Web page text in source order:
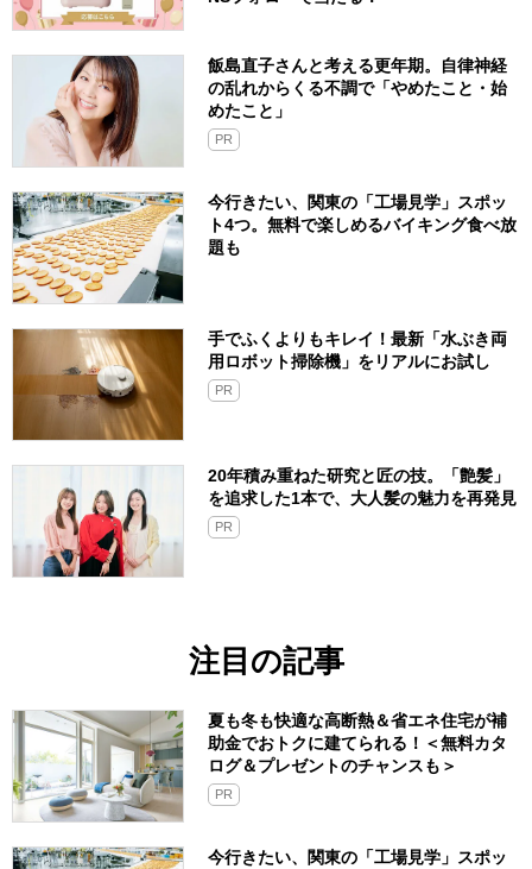
飯島直子さんと考える更年期。自律神経
の乱れからくる不調で「やめたこと・始
めたこと」
PR
今行きたい、関東の「工場見学」スポッ
ト4つ。無料で楽しめるバイキング食べ放
題も
手でふくよりもキレイ！最新「水ぶき両
用ロボット掃除機」をリアルにお試し
PR
20年積み重ねた研究と匠の技。「艶髪」
を追求した1本で、大人髪の魅力を再発見
PR
注目の記事
夏も冬も快適な高断熱＆省エネ住宅が補
助金でおトクに建てられる！＜無料カタ
ログ＆プレゼントのチャンスも＞
PR
今行きたい、関東の「工場見学」スポッ